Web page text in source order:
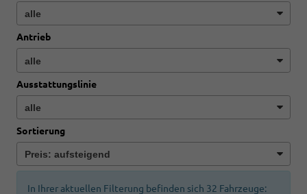
Antrieb
Ausstattungslinie
Sortierung
In Ihrer aktuellen Filterung befinden sich 32 Fahrzeuge: